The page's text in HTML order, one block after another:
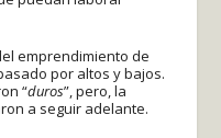
emprendimiento de
por altos y bajos.
“duros”, pero, la
a seguir adelante.